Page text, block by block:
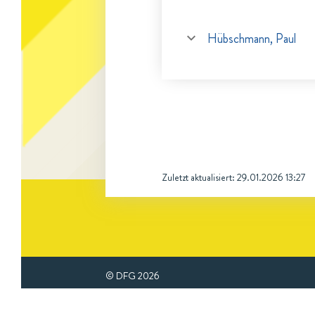
Hübschmann, Paul
Zuletzt aktualisiert: 29.01.2026 13:27
© DFG 2026